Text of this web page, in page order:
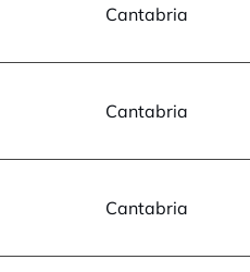
opens in a new tabCantabria
opens in a new tabCantabria
opens in a new tabCantabria